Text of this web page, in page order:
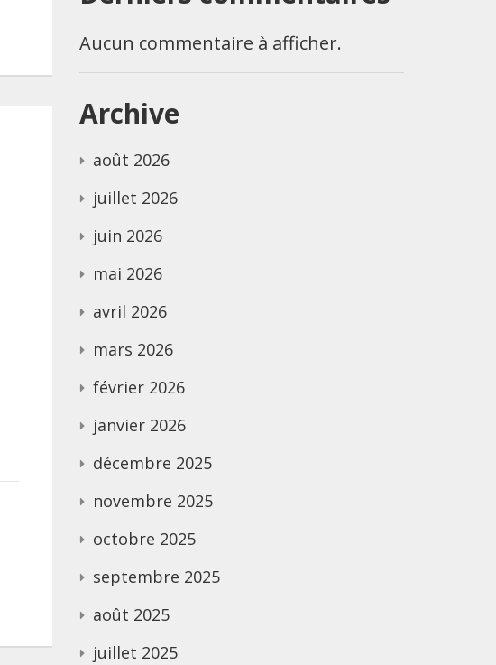
Aucun commentaire à afficher.
Archive
août 2026
juillet 2026
juin 2026
mai 2026
avril 2026
mars 2026
février 2026
janvier 2026
décembre 2025
novembre 2025
octobre 2025
septembre 2025
août 2025
juillet 2025